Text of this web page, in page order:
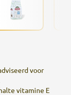
voor
vitamine E